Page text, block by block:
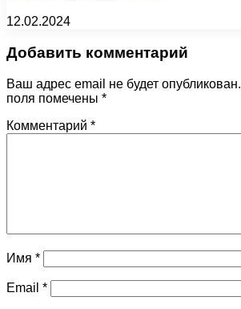
12.02.2024
Добавить комментарий
Ваш адрес email не будет опубликован.
поля помечены *
Комментарий *
Имя *
Email *